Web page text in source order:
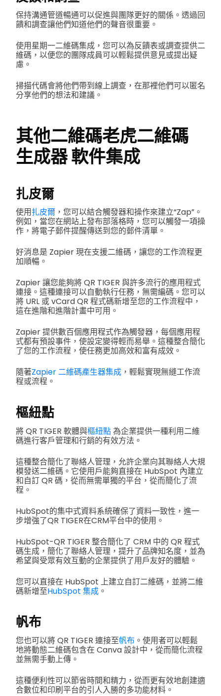
保持溝通管道暢通可以促進與團隊更好的關係。透過回
饋和調查讓他們知道他們的聲音很重要。
使用星期一二維碼集成，您可以為反饋表或調查提供二
維碼，以便您的團隊成員可以輕鬆提供意見或提出疑
慮。
掃描代碼會將他們帶到線上調查，在那裡他們可以匿名
分享他們的想法和建議。
其他二維碼老虎二維碼
生成器軟件集成
扎皮爾
使用扎皮爾 ，您可以結合觸發器和操作來建立“Zap”。
例如，當您在網站上發布部落格時，您可以觸發一項操
作，將電子郵件提醒傳送到您的郵件清單。
好消息是 Zapier 現在支援二維碼，讓您的工作流程更
加順暢。
Zapier 讓您能夠將 QR TIGER 與許多流行的應用程式
連接。這種連接可以自動執行任務，無需編碼。您可以
將 URL 或 vCard QR 程式碼新增至您的工作流程中，
這在進階和進階計畫中可用。
Zapier 提供數百個應用程式作為觸發器，每個應用程
式都有預設事件，使設定變得輕而易舉。這種整合簡化
了您的工作流程，使任務更加高效和富有成效。
隨著Zapier 二維碼產生器集成 ，輕鬆實現無縫工作流
程或流程。
樞紐點
將 QR TIGER 軟體與樞紐點為企業提供一種利用二維
碼進行客戶管理和行銷的有效方法。
這種整合簡化了聯絡人管理，允許企業向其聯絡人大規
模發送二維碼。它使用戶能夠直接在 HubSpot 內建立
和自訂 QR 碼，從而無需單獨的平台，從而簡化了流
程。
HubSpot的集中式資料系統確保了資料一致性，進一
步增強了QR TIGER在CRM平台中的使用。
HubSpot-QR TIGER 整合簡化了 CRM 中的 QR 程式
碼生成，簡化了聯絡人管理，提升了品牌知名度，並為
希望與受眾有效互動的企業提供了用戶友好的體驗。
您可以直接在 HubSpot 上建立自訂二維碼，並將二維
碼新增至HubSpot 集成 。
帆布
您也可以將 QR TIGER 連接至帆布 。使用者可以輕鬆
地將動態二維碼包含在 Canva 設計中，從而簡化流程
並無需手動上傳。
這種便利性可以節省時間和精力，從而更有效地創建適
合數位和印刷平台的引人入勝的多功能材料。